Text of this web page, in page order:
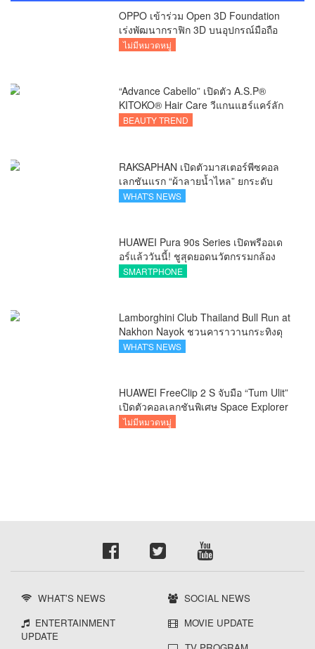
OPPO เข้าร่วม Open 3D Foundation
เร่งพัฒนากราฟิก 3D บนอุปกรณ์มือถือ
ไม่มีหมวดหมู่
“Advance Cabello” เปิดตัว A.S.P®
KITOKO® Hair Care วีแกนแฮร์แคร์ลัก
ชัวรีจากอังกฤษ ยกระดับการดูแลเส้นผม
BEAUTY TREND
RAKSAPHAN เปิดตัวมาสเตอร์พีซคอล
เลกชันแรก “ผ้าลายน้ำไหล” ยกระดับ
ภูมิปัญญาท้องถิ่นสู่งานศิลป์ระดับสากล
WHAT'S NEWS
HUAWEI Pura 90s Series เปิดพรีออเด
อร์แล้ววันนี้! ชูสุดยอดนวัตกรรมกล้อง
พร้อม AI อัจฉริยะและ 5G Advanced
SMARTPHONE
Lamborghini Club Thailand Bull Run at
Nakhon Nayok ชวนคาราวานกระทิงดุ
สัมผัสธรรมชาติเมืองรอง ณ นครนายก
WHAT'S NEWS
HUAWEI FreeClip 2 S จับมือ “Tum Ulit”
เปิดตัวคอลเลกชันพิเศษ Space Explorer
ถ่ายทอดศิลปะบนเคสหูฟัง
ไม่มีหมวดหมู่
WHAT'S NEWS
SOCIAL NEWS
ENTERTAINMENT
UPDATE
MOVIE UPDATE